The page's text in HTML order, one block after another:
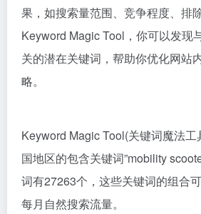
果，如搜索量范围、竞争程度、排
Keyword Magic Tool，你可以发现
关的潜在关键词，帮助你优化网站
略。
Keyword Magic Tool(关键词魔法工